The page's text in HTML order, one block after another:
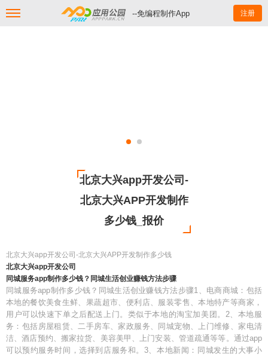
--免编程制作App 注册
北京大兴app开发公司-
北京大兴APP开发制作
多少钱_报价
北京大兴app开发公司-北京大兴APP开发制作多少钱
北京大兴app开发公司
同城服务app制作多少钱？同城生活创业赚钱方法步骤
同城服务app制作多少钱？同城生活创业赚钱方法步骤1、电商商城：包括
本地的餐饮美食生鲜、果蔬超市、便利店、服装零售、本地特产等商家，
用户可以快速下单之后配送上门。类似于本地的淘宝加美团。2、本地服
务：包括房屋租赁、二手房车、家政服务、同城宠物、上门维修、家电清
洁、酒店预约、搬家拉货、美容美甲、上门安装、管道疏通等等。通过app
可以预约服务时间，选择到店服务和。3、本地新闻：同城发生的大事小